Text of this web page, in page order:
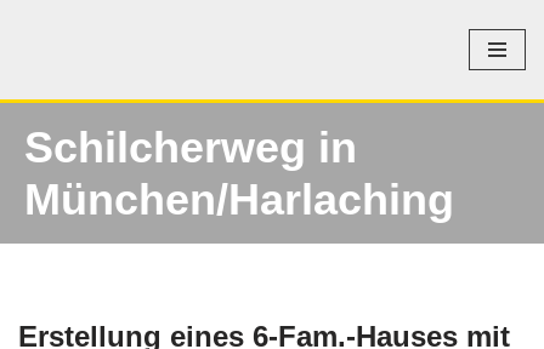
Schilcherweg in
München/Harlaching
Erstellung eines 6-Fam.-Hauses mit